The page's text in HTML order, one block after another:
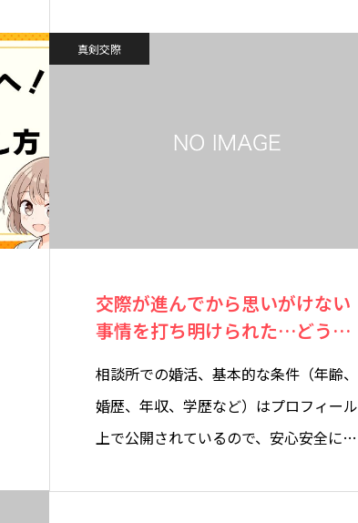
真剣交際
交際が進んでから思いがけない
事情を打ち明けられた…どうす
相談所での婚活、基本的な条件（年齢、
婚歴、年収、学歴など）はプロフィール
上で公開されているので、安心安全に